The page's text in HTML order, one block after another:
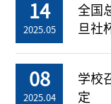
14
2025.05
全国
旦社
08
2025.04
学校召开干
定